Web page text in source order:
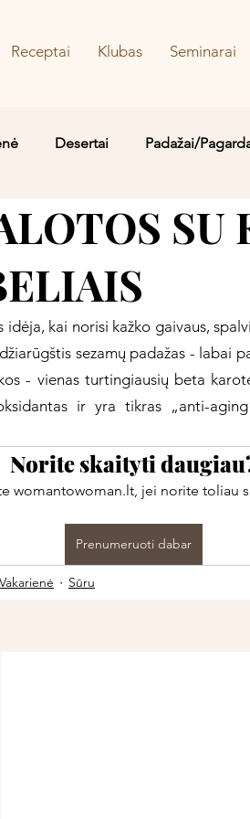
Receptai Klubas Seminarai
Desertai Padažai/
Saldu Sūru
SU
kai norisi kažko gaivaus,
sezamų padažas - labai
- vienas turtingiausių beta
ir yra tikras „anti-
Norite skaityti
womantowoman.lt, jei norite toliau
Prenumeruoti dabar
Sūru